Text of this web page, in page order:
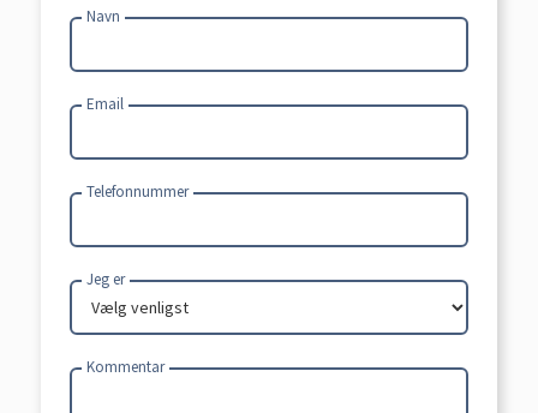
Navn
Email
Telefonnummer
Jeg er
Kommentar